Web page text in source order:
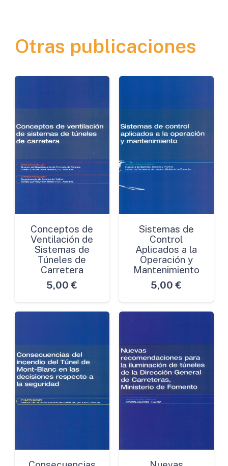
Perfiles
de
Colectivo
Motociclista
cantidad
Otras publicaciones
Conceptos de
Ventilación de
Sistemas de
Túneles de
Carretera
5,00 €
Sistemas de
Control
Aplicados a la
Operación y
Mantenimiento
5,00 €